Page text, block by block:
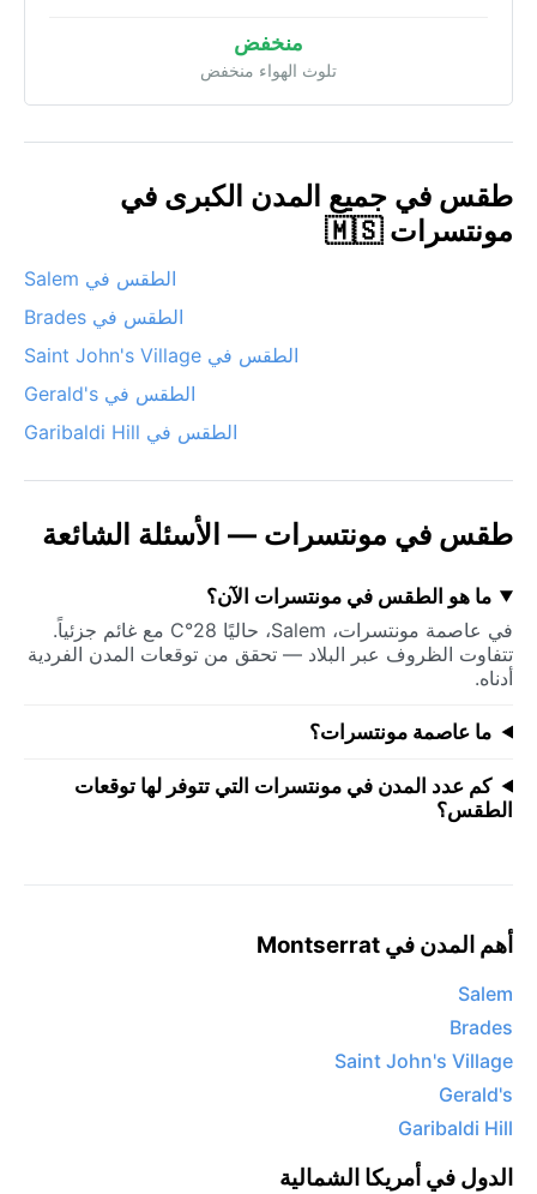
منخفض
تلوث الهواء منخفض
طقس في جميع المدن الكبرى في
مونتسرات 🇲🇸
الطقس في Salem
الطقس في Brades
الطقس في Saint John's Village
الطقس في Gerald's
الطقس في Garibaldi Hill
طقس في مونتسرات — الأسئلة الشائعة
ما هو الطقس في مونتسرات الآن؟
في عاصمة مونتسرات، Salem، حاليًا 28°C مع غائم جزئياً.
تتفاوت الظروف عبر البلاد — تحقق من توقعات المدن الفردية
أدناه.
ما عاصمة مونتسرات؟
كم عدد المدن في مونتسرات التي تتوفر لها توقعات
الطقس؟
أهم المدن في Montserrat
Salem
Brades
Saint John's Village
Gerald's
Garibaldi Hill
الدول في أمريكا الشمالية